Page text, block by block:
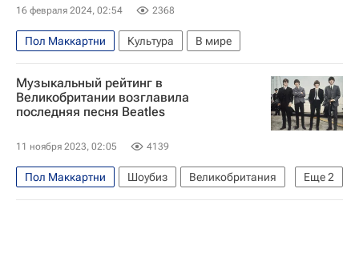
16 февраля 2024, 02:54 2368
Пол Маккартни Культура В мире
Музыкальный рейтинг в
Великобритании возглавила
последняя песня Beatles
11 ноября 2023, 02:05 4139
Еще2
Пол Маккартни Шоубиз
Великобритания
Джон Леннон
Джордж Харрисон